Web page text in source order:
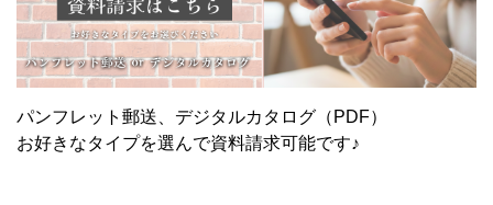
パンフレット郵送、デジタルカタログ（PDF）
お好きなタイプを選んで資料請求可能です♪